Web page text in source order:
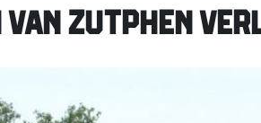
VAN ZUTPHEN